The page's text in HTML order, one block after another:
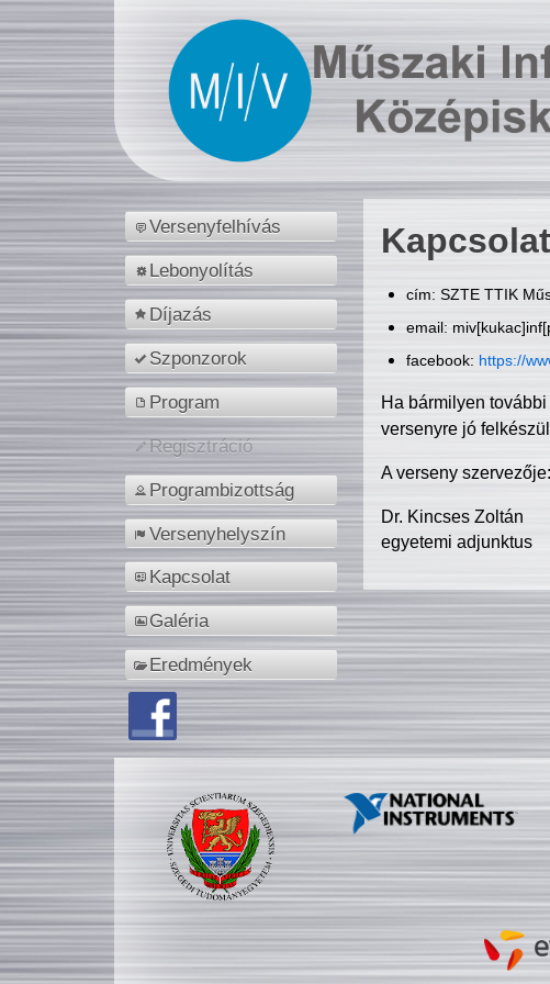
Versenyfelhívás
Lebonyolítás
Díjazás
Szponzorok
Program
Regisztráció
Programbizottság
Versenyhelyszín
Kapcsolat
Galéria
Eredmények
Kapcsolat
cím: SZTE TTIK
email:
facebook: https://
Ha bármilyen
versenyre jó
A verseny szervezője:
Dr. Kincses Zoltán
egyetemi adjunktus